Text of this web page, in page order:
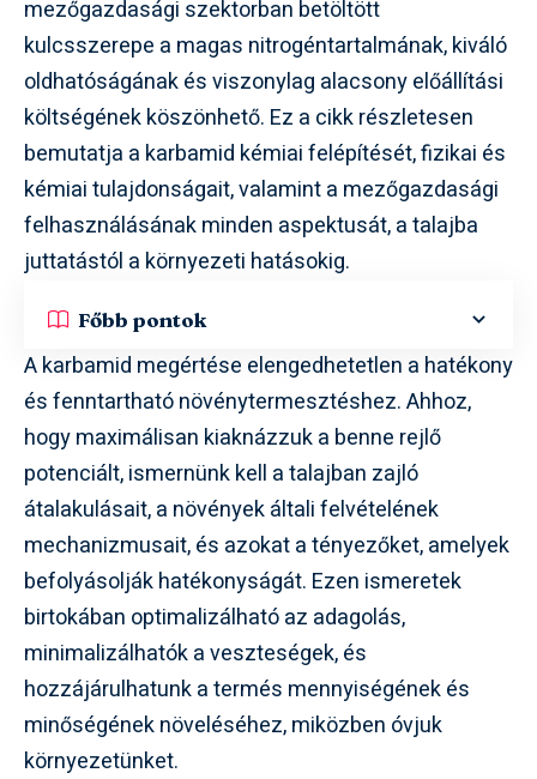
mezőgazdasági szektorban betöltött
kulcsszerepe a magas nitrogéntartalmának, kiváló
oldhatóságának és viszonylag alacsony előállítási
költségének köszönhető. Ez a cikk részletesen
bemutatja a karbamid kémiai felépítését, fizikai és
kémiai tulajdonságait, valamint a mezőgazdasági
felhasználásának minden aspektusát, a talajba
juttatástól a környezeti hatásokig.
Főbb pontok
A karbamid megértése elengedhetetlen a hatékony
és fenntartható növénytermesztéshez. Ahhoz,
hogy maximálisan kiaknázzuk a benne rejlő
potenciált, ismernünk kell a talajban zajló
átalakulásait, a növények általi felvételének
mechanizmusait, és azokat a tényezőket, amelyek
befolyásolják hatékonyságát. Ezen ismeretek
birtokában optimalizálható az adagolás,
minimalizálhatók a veszteségek, és
hozzájárulhatunk a termés mennyiségének és
minőségének növeléséhez, miközben óvjuk
környezetünket.